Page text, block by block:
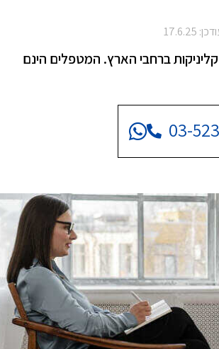
17.6.25
ברחבי הארץ. המטפלים הינם
03-